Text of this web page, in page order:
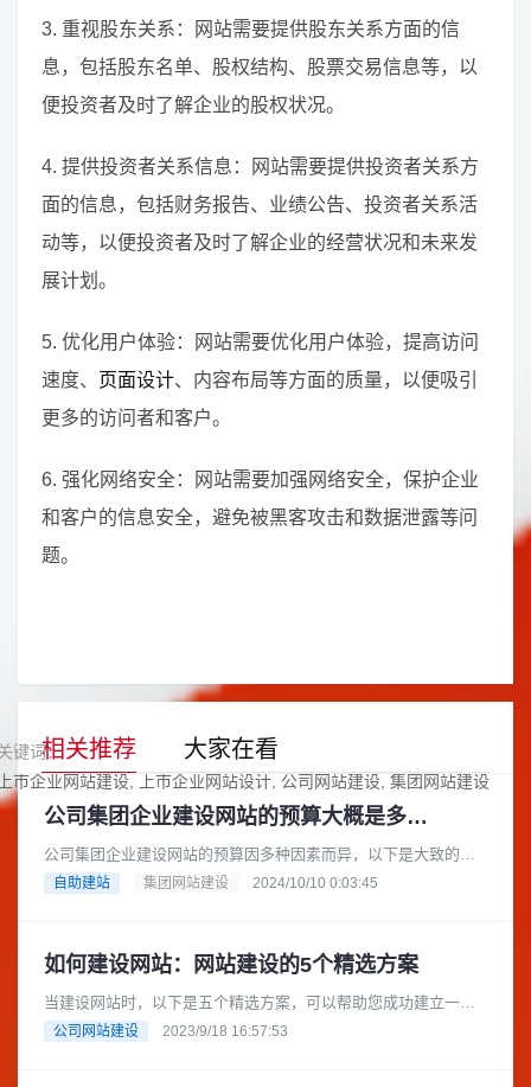
3. 重视股东关系：网站需要提供股东关系方面的信
息，包括股东名单、股权结构、股票交易信息等，以
便投资者及时了解企业的股权状况。
4. 提供投资者关系信息：网站需要提供投资者关系方
面的信息，包括财务报告、业绩公告、投资者关系活
动等，以便投资者及时了解企业的经营状况和未来发
展计划。
5. 优化用户体验：网站需要优化用户体验，提高访问
速度、 页面设计、内容布局等方面的质量，以便吸引
更多的访问者和客户。
6. 强化网络安全：网站需要加强网络安全，保护企业
和客户的信息安全，避免被黑客攻击和数据泄露等问
题。
相关推荐 大家在看
键词：
市企业网站建设
上市企业网站设计 公司网站建设 集团网站建设
公司集团企业建设网站的预算大概是多少？
公司集团企业建设网站的预算因多种因素而异，以下是大致的预
算范围：基础型网站预算范围：如果选择模板建站，费用可能在
自助建站 集团网站建设 2024/10/10 0:03:45
如何建设网站：网站建设的5个精选方案
当建设网站时，以下是五个精选方案，可以帮助您成功建立一个
专业、功能齐全的网站：确定网站目标和目标受众：在开始建设
公司网站建设 2023/9/18 16:57:53